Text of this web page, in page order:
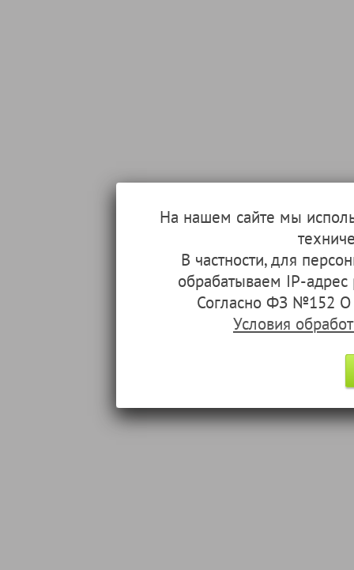
На нашем сайте мы
В частности, для
обрабатываем IP-
Согласно ФЗ №152 О
Условия